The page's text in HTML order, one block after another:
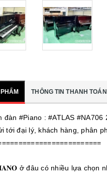
THÔNG TIN THANH TOÁN
đàn #Piano : #ATLAS #NA706
tới đại lý, khách hàng, phân
ở đâu có nhiều lựa chọn